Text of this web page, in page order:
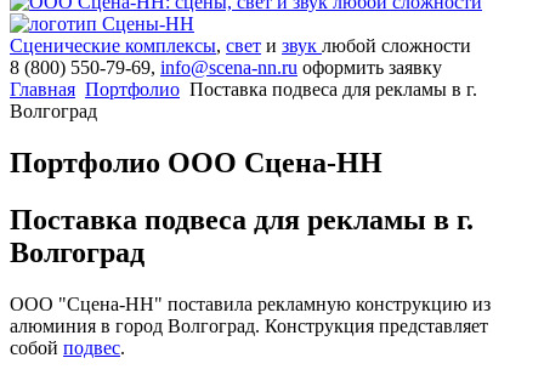
Сценические комплексы, свет и звук любой сложности
8 (800) 550-79-69, info@scena-nn.ru оформить заявку
Главная Портфолио Поставка подвеса для рекламы в г.
Волгоград
Портфолио ООО Сцена-НН
Поставка подвеса для рекламы в г.
Волгоград
ООО "Сцена-НН" поставила рекламную конструкцию из
алюминия в город Волгоград. Конструкция представляет
собой подвес.